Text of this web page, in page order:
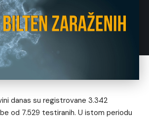
danas su registrovane 3.342
od 7.529 testiranih. U istom periodu